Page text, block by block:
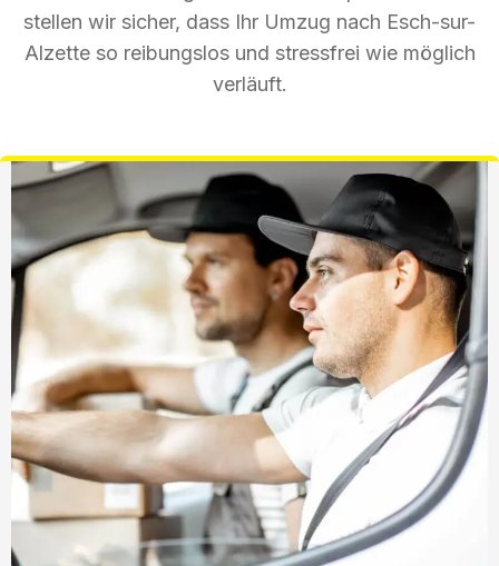
stellen wir sicher, dass Ihr Umzug nach Esch-sur-
Alzette so reibungslos und stressfrei wie möglich
verläuft.